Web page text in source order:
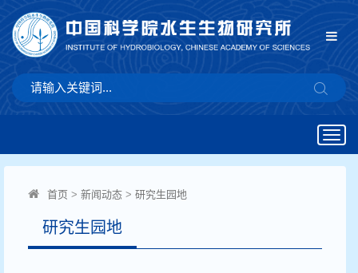
首页 > 新闻动态 > 研究生园地
研究生园地